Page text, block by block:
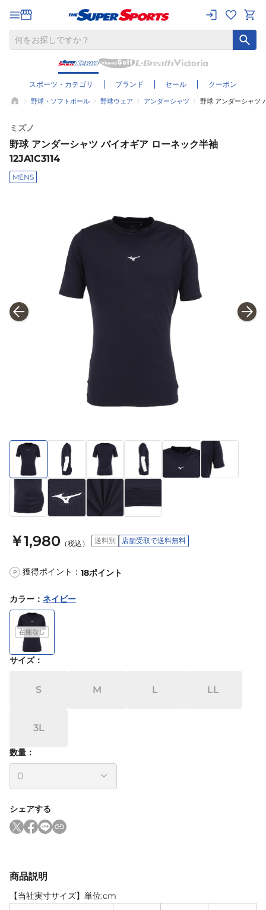
スポーツ・カテゴリ ブランド セール クーポン
野球・ソフトボール 野球ウェア アンダーシャツ 野球 アンダーシャツ
ミズノ
野球 アンダーシャツ バイオギア ローネック半袖
12JA1C3114
MENS
￥1,980 （税込） 送料別 店舗受取で送料無料
P 獲得ポイント： 18ポイント
カラー ： ネイビー
サイズ：
S M L LL
3L
数量：
シェアする
商品説明
【当社実寸サイズ】単位:cm